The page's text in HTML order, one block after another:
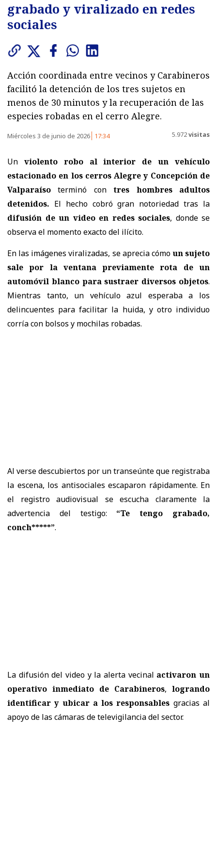
grabado y viralizado en redes
sociales
Acción coordinada entre vecinos y Carabineros
facilitó la detención de los tres sujetos en
menos de 30 minutos y la recuperación de las
especies robadas en el cerro Alegre.
Miércoles 3 de junio de 2026 17:34 5.972visitas
Un violento robo al interior de un vehículo
estacionado en los cerros Alegre y Concepción de
Valparaíso terminó contres hombres adultos
detenidos. El hecho cobró gran notoriedad tras la
difusión de un video en redes sociales, donde se
observa el momento exacto del ilícito.
En las imágenes viralizadas, se aprecia cómoun sujeto
sale por la ventana previamente rota de un
automóvil blanco para sustraer diversos objetos.
Mientras tanto, un vehículo azul esperaba a los
delincuentes para facilitar la huida, y otro individuo
corría con bolsos y mochilas robadas.
Al verse descubiertos por un transeúnte que registraba
la escena, los antisociales escaparon rápidamente. En
el registro audiovisual se escucha claramente la
advertencia del testigo: “Te tengo grabado,
conch*****”.
La difusión del video y la alerta vecinal activaron un
operativo inmediato de Carabineros, logrando
identificar y ubicar a los responsables gracias al
apoyo de las cámaras de televigilancia del sector.